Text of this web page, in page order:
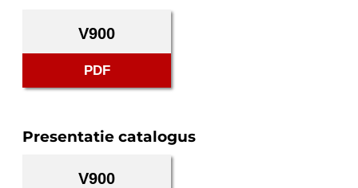
V900
PDF
Presentatie catalogus
V900